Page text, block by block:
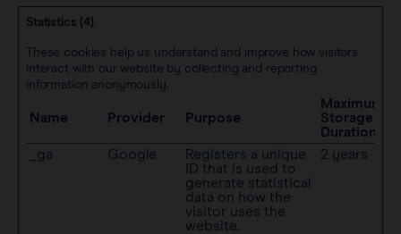
Statistics (4)
These cookies help us understand and improve how visitors
interact with our website by collecting and reporting
information anonymously.
Name Provider Purpose
Maximum
Storage
Duration
_ga
Google
Registers a unique
ID that is used to
generate statistical
data on how the
visitor uses the
website.
2 years